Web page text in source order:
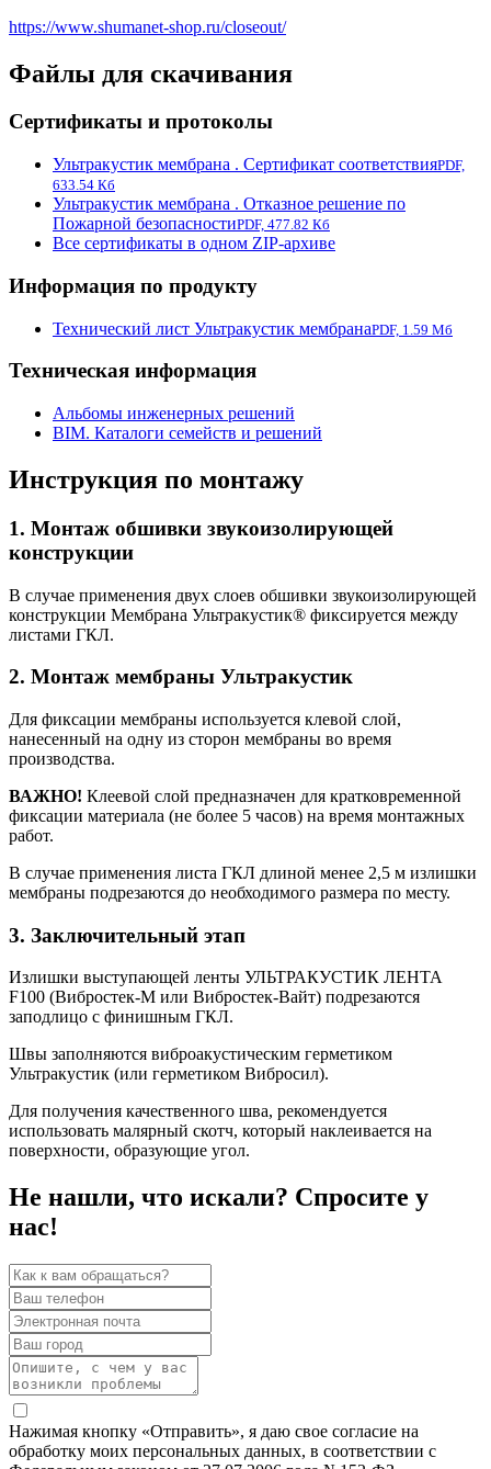
https://www.shumanet-shop.ru/closeout/
Файлы для скачивания
Сертификаты и протоколы
Ультракустик мембрана . Сертификат соответствияPDF,
633.54 Кб
Ультракустик мембрана . Отказное решение по
Пожарной безопасностиPDF, 477.82 Кб
Все сертификаты в одном ZIP-архиве
Информация по продукту
Технический лист Ультракустик мембранаPDF, 1.59 Мб
Техническая информация
Альбомы инженерных решений
BIM. Каталоги семейств и решений
Инструкция по монтажу
1. Монтаж обшивки звукоизолирующей
конструкции
В случае применения двух слоев обшивки звукоизолирующей
конструкции Мембрана Ультракустик® фиксируется между
листами ГКЛ.
2. Монтаж мембраны Ультракустик
Для фиксации мембраны используется клевой слой,
нанесенный на одну из сторон мембраны во время
производства.
ВАЖНО! Клеевой слой предназначен для кратковременной
фиксации материала (не более 5 часов) на время монтажных
работ.
В случае применения листа ГКЛ длиной менее 2,5 м излишки
мембраны подрезаются до необходимого размера по месту.
3. Заключительный этап
Излишки выступающей ленты УЛЬТРАКУСТИК ЛЕНТА
F100 (Вибростек-М или Вибростек-Вайт) подрезаются
заподлицо с финишным ГКЛ.
Швы заполняются виброакустическим герметиком
Ультракустик (или герметиком Вибросил).
Для получения качественного шва, рекомендуется
использовать малярный скотч, который наклеивается на
поверхности, образующие угол.
Не нашли, что искали? Спросите у
нас!
Нажимая кнопку «Отправить», я даю свое согласие на
обработку моих персональных данных, в соответствии с